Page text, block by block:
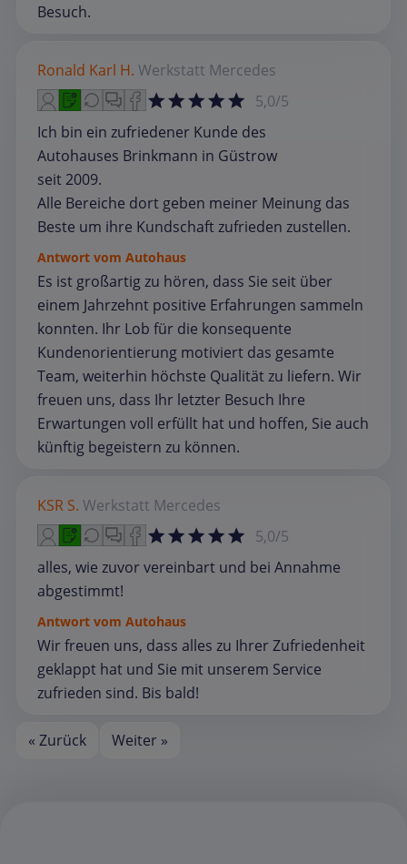
Besuch.
Ronald Karl H. Werkstatt Mercedes
5,0/5
Ich bin ein zufriedener Kunde des
Autohauses Brinkmann in Güstrow
seit 2009.
Alle Bereiche dort geben meiner Meinung das
Beste um ihre Kundschaft zufrieden zustellen.
Antwort vom Autohaus
Es ist großartig zu hören, dass Sie seit über
einem Jahrzehnt positive Erfahrungen sammeln
konnten. Ihr Lob für die konsequente
Kundenorientierung motiviert das gesamte
Team, weiterhin höchste Qualität zu liefern. Wir
freuen uns, dass Ihr letzter Besuch Ihre
Erwartungen voll erfüllt hat und hoffen, Sie auch
künftig begeistern zu können.
KSR S. Werkstatt Mercedes
5,0/5
alles, wie zuvor vereinbart und bei Annahme
abgestimmt!
Antwort vom Autohaus
Wir freuen uns, dass alles zu Ihrer Zufriedenheit
geklappt hat und Sie mit unserem Service
zufrieden sind. Bis bald!
« Zurück Weiter »